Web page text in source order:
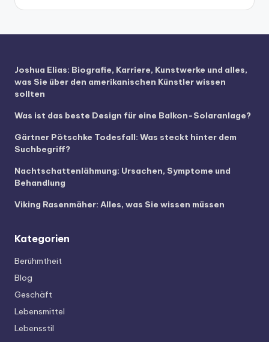
Joshua Elias: Biografie, Karriere, Kunstwerke und alles,
was Sie über den amerikanischen Künstler wissen
sollten
Was ist das beste Design für eine Balkon-Solaranlage?
Gärtner Pötschke Todesfall: Was steckt hinter dem
Suchbegriff?
Nachtschattenlähmung: Ursachen, Symptome und
Behandlung
Viking Rasenmäher: Alles, was Sie wissen müssen
Kategorien
Berühmtheit
Blog
Geschäft
Lebensmittel
Lebensstil